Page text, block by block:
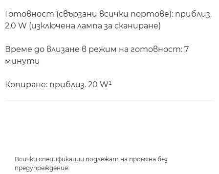
Готовност (свързани всички портове): приблиз.
2,0 W (изключена лампа за сканиране)
Време до влизане в режим на готовност: 7
минути
Копиране: приблиз. 20 W¹
Всички спецификации подлежат на промяна без
предупреждение.